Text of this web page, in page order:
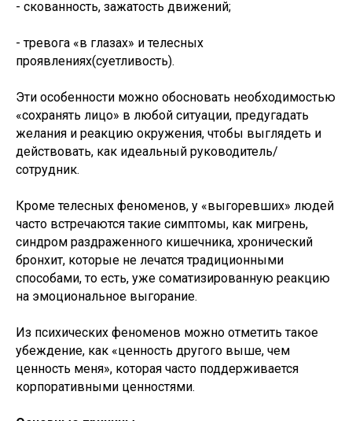
- скованность, зажатость движений;
- тревога «в глазах» и телесных
проявлениях(суетливость).
Эти особенности можно обосновать необходимостью
«сохранять лицо» в любой ситуации, предугадать
желания и реакцию окружения, чтобы выглядеть и
действовать, как идеальный руководитель/
сотрудник.
Кроме телесных феноменов, у «выгоревших» людей
часто встречаются такие симптомы, как мигрень,
синдром раздраженного кишечника, хронический
бронхит, которые не лечатся традиционными
способами, то есть, уже соматизированную реакцию
на эмоциональное выгорание.
Из психических феноменов можно отметить такое
убеждение, как «ценность другого выше, чем
ценность меня», которая часто поддерживается
корпоративными ценностями.